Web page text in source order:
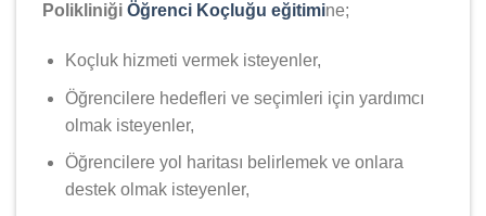
Polikliniği Öğrenci Koçluğu eğitimine;
Koçluk hizmeti vermek isteyenler,
Öğrencilere hedefleri ve seçimleri için yardımcı
olmak isteyenler,
Öğrencilere yol haritası belirlemek ve onlara
destek olmak isteyenler,